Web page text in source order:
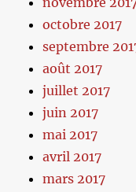
octobre 2017
septembre
août 2017
juillet 2017
juin 2017
mai 2017
avril 2017
mars 2017